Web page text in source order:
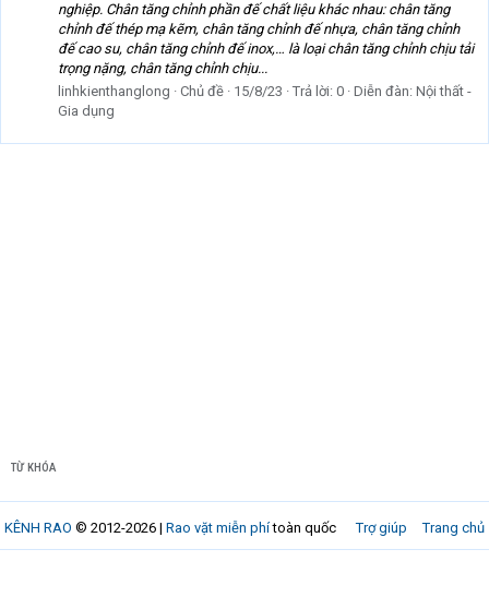
nghiệp. Chân tăng chỉnh phần đế chất liệu khác nhau: chân tăng
chỉnh đế thép mạ kẽm, chân tăng chỉnh đế nhựa, chân tăng chỉnh
đế cao su, chân tăng chỉnh đế inox,… là loại chân tăng chỉnh chịu tải
trọng nặng, chân tăng chỉnh chịu...
linhkienthanglong
Chủ đề 15/8/23 Trả lời: 0 Diễn đàn: Nội thất -
Gia dụng
TỪ KHÓA
Trợ giúp Trang chủ
KÊNH RAO © 2012-2026 | Rao vặt miễn phítoàn quốc